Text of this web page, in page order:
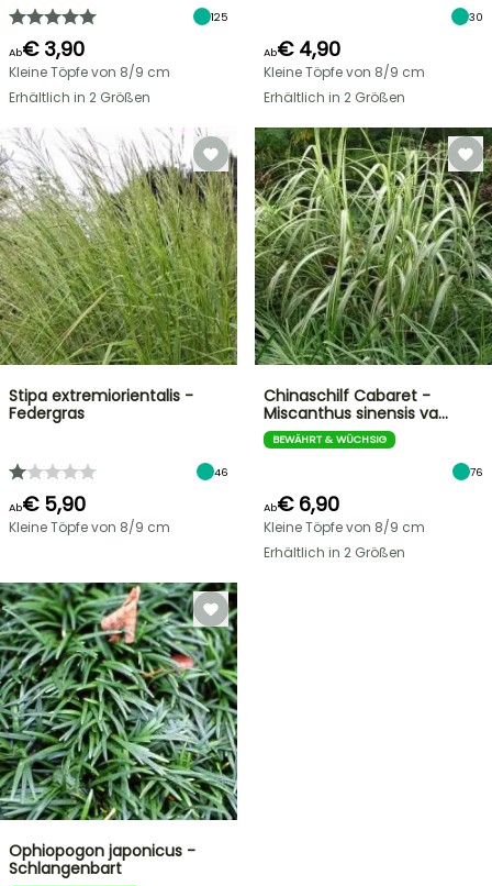
125
Ab€ 3,90
Kleine Töpfe von 8/9 cm
Erhältlich in 2 Größen
30
Ab€ 4,90
Kleine Töpfe von 8/9 cm
Erhältlich in 2 Größen
Stipa extremiorientalis -
Federgras
46
Ab€ 5,90
Kleine Töpfe von 8/9 cm
Chinaschilf Cabaret -
Miscanthus sinensis va…
BEWÄHRT & WÜCHSIG
76
Ab€ 6,90
Kleine Töpfe von 8/9 cm
Erhältlich in 2 Größen
Ophiopogon japonicus -
Schlangenbart